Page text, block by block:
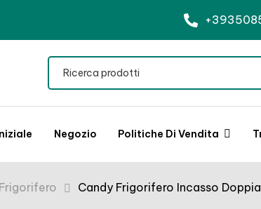
Negozio Politiche Di Vendita
Frigorifero Candy Frigorifero Incasso